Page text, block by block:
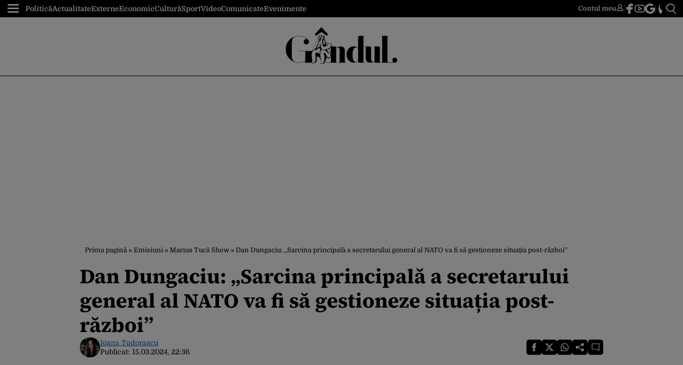
PoliticăActualitateExterneEconomicCulturăSportVideoComunicateEvenimente Contul meu
Prima pagină » Emisiuni » Marius Tucă Show » Dan Dungaciu: „Sarcina principală a secretarului general al NATO va fi să gestioneze situația post-război”
Dan Dungaciu: „Sarcina principală a secretarului
general al NATO va fi să gestioneze situația post-
război”
Ioana Tudorascu
Publicat: 15.03.2024, 22:36